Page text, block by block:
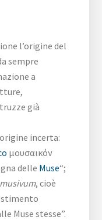
l’origine del
sempre
a
già
incerta:
μουσαικόν
delle Muse“;
, cioè
Muse stesse”.